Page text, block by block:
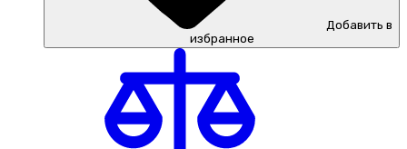
Добавить в
избранное